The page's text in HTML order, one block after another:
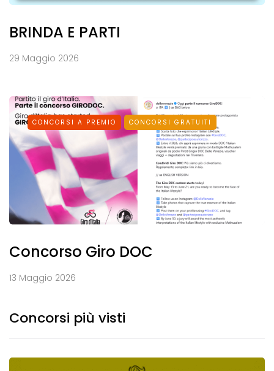
BRINDA E PARTI
29 Maggio 2026
CONCORSI A PREMIO CONCORSI GRATUITI
Concorso Giro DOC
13 Maggio 2026
Concorsi più visti